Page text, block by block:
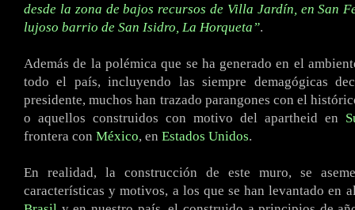
desde la zona de bajos recursos de Villa Jardín, en San
lujoso barrio de San Isidro, La Horqueta”.
Además de la polémica que se ha generado en el
todo el país, incluyendo las siempre demagógicas
presidente, muchos han trazado parangones con el
o aquellos construidos con motivo del apartheid en
frontera con México, en Estados Unidos.
En realidad, la construcción de este muro, se
características y motivos, a los que se han levantado en